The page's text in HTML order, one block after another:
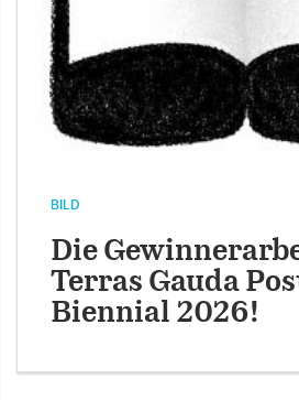
BILD
Die
Terras Gauda
Biennial 2026!